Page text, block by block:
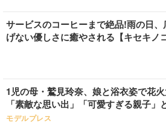
サービスのコーヒーまで絶品!雨の日、
げない優しさに癒やされる【キセキノ
1児の母・鷲見玲奈、娘と浴衣姿で花
「素敵な思い出」「可愛すぎる親子」
モデルプレス